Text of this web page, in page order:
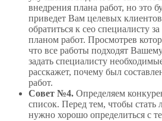
внедрения плана работ, но это
приведет Вам целевых
обратиться к сео специалисту
планом работ. Просмотрев
что все работы подходят
задать специалисту
расскажет, почему был
работ.
Совет №4. Определяем
список. Перед тем, чтобы стать
нужно хорошо определиться с